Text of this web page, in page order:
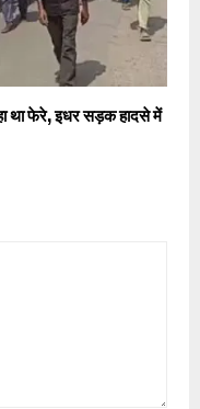
था फेरे, इधर सड़क हादसे में